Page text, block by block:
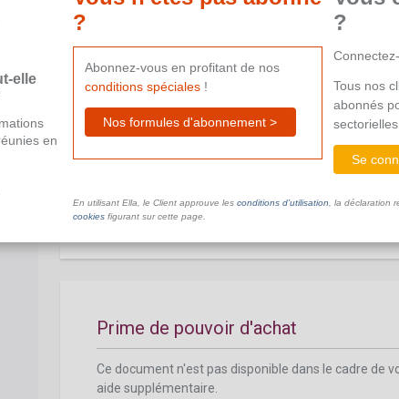
Prime corona 2021
Ce document n'est pas disponible dans le cadre de
Prime de pouvoir d'achat
Ce document n'est pas disponible dans le cadre de
aide supplémentaire.
elle
en
?
Abonnez-vous en profitant de nos
conditions spéciales!
Nos formules d'abonnement >
?
Tous nos
abonnés
sectorielles
Se
En utilisant Ella, le Client approuve les conditions d’utilisation , la déclaration
cookiesfigurant sur cette page.